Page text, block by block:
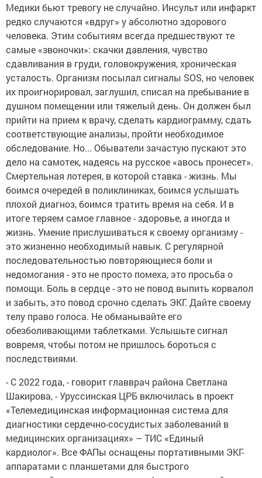
Медики бьют тревогу не случайно. Инсульт или инфаркт
редко случаются «вдруг» у абсолютно здорового
человека. Этим событиям всегда предшествуют те
самые «звоночки»: скачки давления, чувство
сдавливания в груди, головокружения, хроническая
усталость. Организм посылал сигналы SOS, но человек
их проигнорировал, заглушил, списал на пребывание в
душном помещении или тяжелый день. Он должен был
прийти на прием к врачу, сделать кардиограмму, сдать
соответствующие анализы, пройти необходимое
обследование. Но... Обыватели зачастую пускают это
дело на самотек, надеясь на русское «авось пронесет».
Смертельная лотерея, в которой ставка - жизнь. Мы
боимся очередей в поликлиниках, боимся услышать
плохой диагноз, боимся тратить время на себя. И в
итоге теряем самое главное - здоровье, а иногда и
жизнь. Умение прислушиваться к своему организму -
это жизненно необходимый навык. С регулярной
последовательностью повторяющиеся боли и
недомогания - это не просто помеха, это просьба о
помощи. Боль в сердце - это не повод выпить корвалол
и забыть, это повод срочно сделать ЭКГ. Дайте своему
телу право голоса. Не обманывайте его
обезболивающими таблетками. Услышьте сигнал
вовремя, чтобы потом не пришлось бороться с
последствиями.
- С 2022 года, - говорит главврач района Светлана
Шакирова, - Уруссинская ЦРБ включилась в проект
«Телемедицинская информационная система для
диагностики сердечно-сосудистых заболеваний в
медицинских организациях» – ТИС «Единый
кардиолог». Все ФАПы оснащены портативными ЭКГ-
аппаратами с планшетами для быстрого